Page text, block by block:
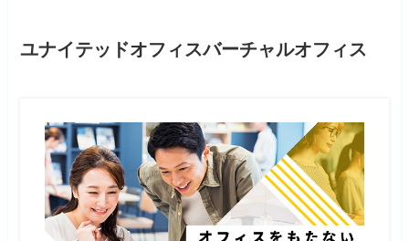
ユナイテッドオフィスバーチャルオフィス